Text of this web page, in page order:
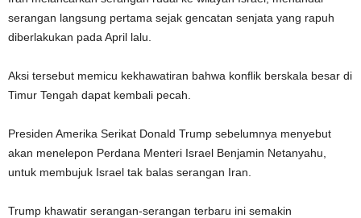
serangan langsung pertama sejak gencatan senjata yang rapuh
diberlakukan pada April lalu.
Aksi tersebut memicu kekhawatiran bahwa konflik berskala besar di
Timur Tengah dapat kembali pecah.
Presiden Amerika Serikat Donald Trump sebelumnya menyebut
akan menelepon Perdana Menteri Israel Benjamin Netanyahu,
untuk membujuk Israel tak balas serangan Iran.
Trump khawatir serangan-serangan terbaru ini semakin